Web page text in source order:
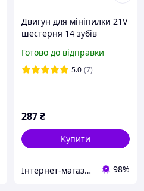
Двигун для мініпилки 21V
шестерня 14 зубів
Готово до відправки
5.0 (7)
287₴
Купити
Інтернет-магазин "Сад і Дача" 98%